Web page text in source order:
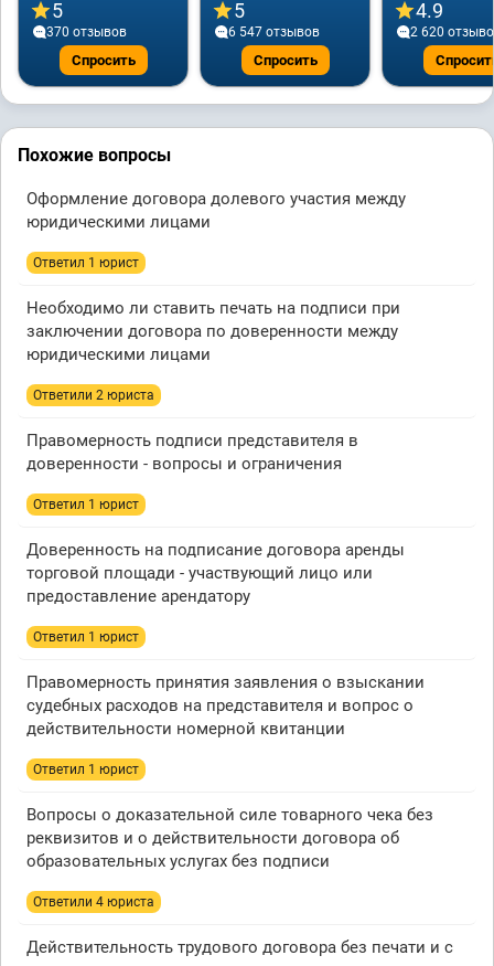
5
370 отзывов
Спросить
5
6 547 отзывов
Спросить
4.9
2 620
Похожие вопросы
Оформление договора долевого участия между
юридическими лицами
Ответил 1 юрист
Необходимо ли ставить печать на подписи при
заключении договора по доверенности между
юридическими лицами
Ответили 2 юристa
Правомерность подписи представителя в
доверенности - вопросы и ограничения
Ответил 1 юрист
Доверенность на подписание договора аренды
торговой площади - участвующий лицо или
предоставление арендатору
Ответил 1 юрист
Правомерность принятия заявления о взыскании
судебных расходов на представителя и вопрос о
действительности номерной квитанции
Ответил 1 юрист
Вопросы о доказательной силе товарного чека без
реквизитов и о действительности договора об
образовательных услугах без подписи
Ответили 4 юристa
Действительность трудового договора без печати и с